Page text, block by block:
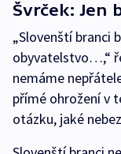
Švrček: Jen
„Slovenští branci
obyvatelstvo…,“
nemáme
přímé ohrožení v
otázku, jaké